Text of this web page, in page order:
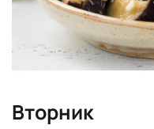
Вторник